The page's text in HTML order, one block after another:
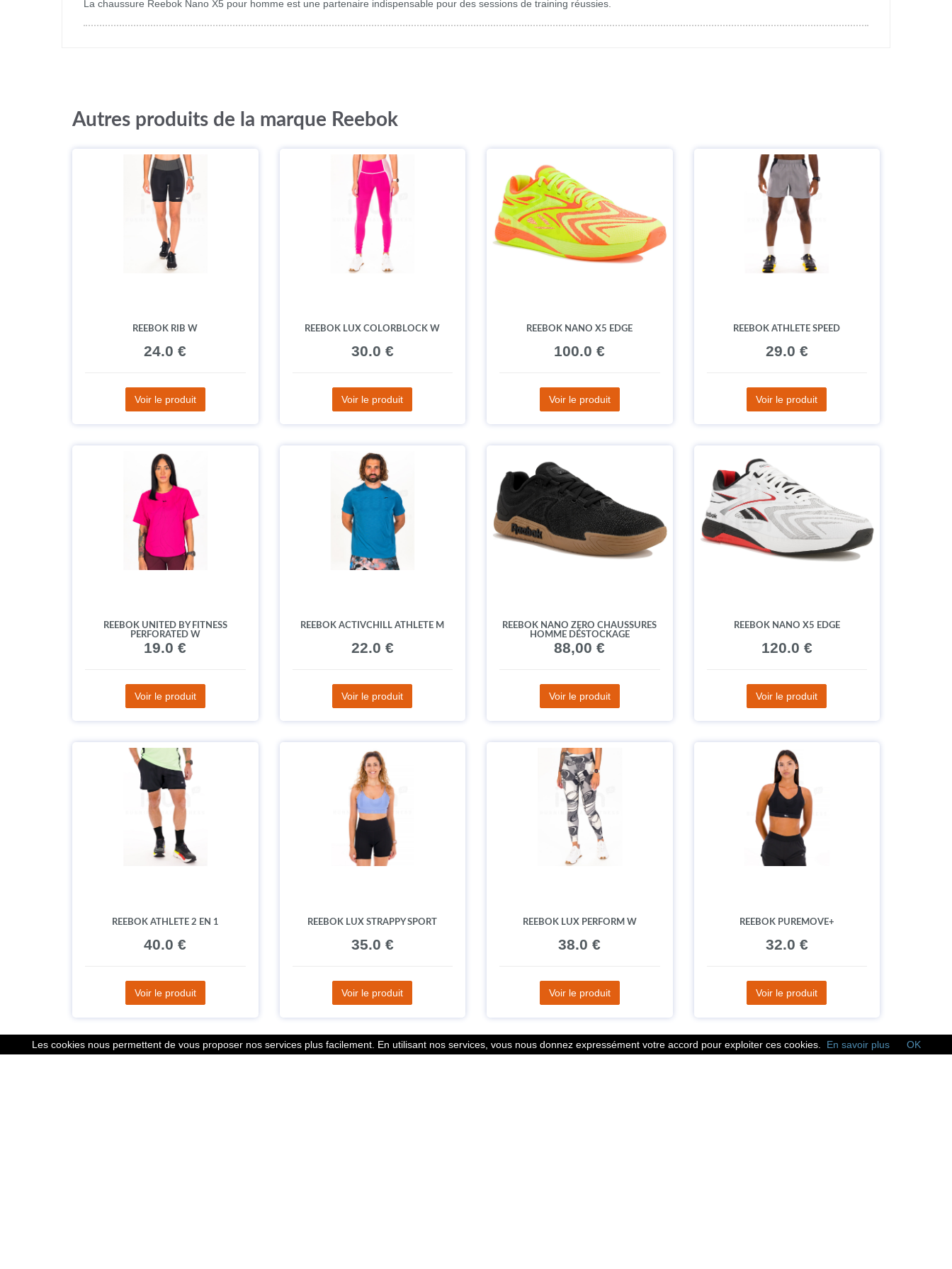
La chaussure Reebok Nano X5 pour homme est une partenaire indispensable pour des sessions de training réussies.
Autres produits de la marque Reebok
REEBOK RIB W
24.0 €
Voir le produit
REEBOK LUX COLORBLOCK W
30.0 €
Voir le produit
REEBOK NANO X5 EDGE
100.0 €
Voir le produit
REEBOK ATHLETE SPEED
29.0 €
Voir le produit
REEBOK UNITED BY FITNESS
PERFORATED W
19.0 €
Voir le produit
REEBOK ACTIVCHILL ATHLETE M
22.0 €
Voir le produit
REEBOK NANO ZERO CHAUSSURES
HOMME DÉSTOCKAGE
88,00 €
Voir le produit
REEBOK NANO X5 EDGE
120.0 €
Voir le produit
REEBOK ATHLETE 2 EN 1
40.0 €
Voir le produit
REEBOK LUX STRAPPY SPORT
35.0 €
Voir le produit
REEBOK LUX PERFORM W
38.0 €
Voir le produit
REEBOK PUREMOVE+
32.0 €
Voir le produit
Les cookies nous permettent de vous proposer nos services plus facilement. En utilisant nos services, vous nous donnez expressément votre accord pour exploiter ces cookies. En savoir plus OK